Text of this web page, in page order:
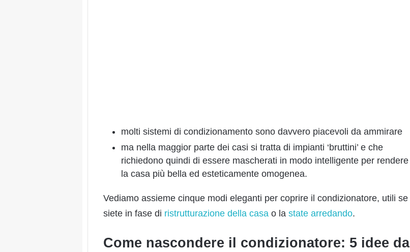
molti sistemi di condizionamento sono davvero piacevoli da ammirare
ma nella maggior parte dei casi si tratta di impianti ‘bruttini’ e che
richiedono quindi di essere mascherati in modo intelligente per rendere
la casa più bella ed esteticamente omogenea.
Vediamo assieme cinque modi eleganti per coprire il condizionatore, utili se
siete in fase di ristrutturazione della casa o la state arredando.
Come nascondere il condizionatore: 5 idee da